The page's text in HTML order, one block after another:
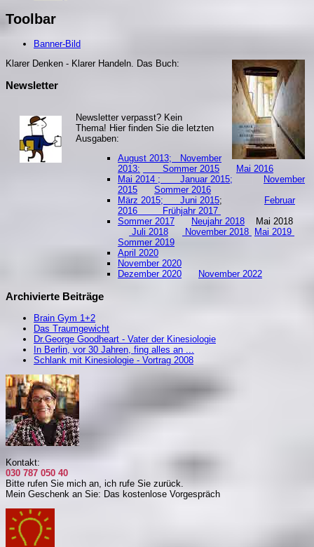
Toolbar
Banner-Bild
Klarer Denken - Klarer Handeln. Das Buch:
Newsletter
Newsletter verpasst? Kein
Thema! Hier finden Sie die letzten
Ausgaben:
August 2013;
November
2013:
Sommer 2015
Mai 2016
Mai 2014 ; Januar 2015;
November
2015
Sommer 2016
März 2015; Juni 2015;
Februar
2016
Frühjahr 2017
Sommer 2017
Neujahr 2018 Mai 2018
Juli 2018
November 2018
Mai 2019
Sommer 2019
April 2020
November 2020
Dezember 2020
November 2022
Archivierte Beiträge
Brain Gym 1+2
Das Traumgewicht
Dr.George Goodheart - Vater der Kinesiologie
In Berlin, vor 30 Jahren, fing alles an ...
Schlank mit Kinesiologie - Vortrag 2008
Kontakt:
030 787 050 40
Bitte rufen Sie mich an, ich rufe Sie zurück.
Mein Geschenk an Sie: Das kostenlose Vorgespräch